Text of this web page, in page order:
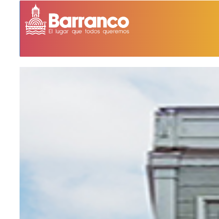
BIBLIOTECA DE BARRANCO MANUEL